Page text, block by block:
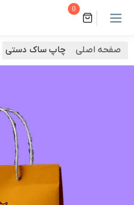
0
صفحه اصلی چاپ ساک دستی